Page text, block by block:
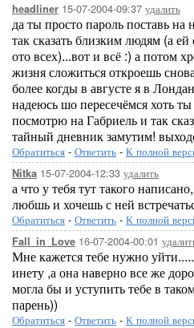
headliner 15-07-2004-09:37 удалить
да ты просто пароль поставь
так сказать близким людям (а
ото всех)...вот и всё :) а потом
жизня сложиться откроешь
более когды в августе я в
надеюсь шо пересечёмся хоть
посмотрю на Габриель и так
тайный дневник замутим!
Обратиться - Ответить - К полной
Nitka 15-07-2004-12:33 удалить
а что у тебя тут такого
любшь и хочешь с ней
Обратиться - Ответить - К полной
Fall_in_Love 16-07-2004-00:01
Мне кажется тебе нужно
инету ,а она наверно все же
могла бы и уступить тебе в
парень))
Обратиться - Ответить - К полной